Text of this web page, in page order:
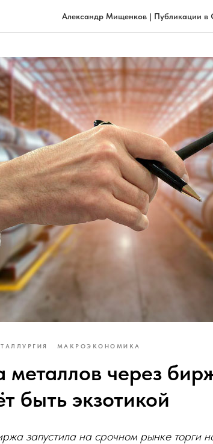
Александр Мищенков | Публикации
МАКРОЭКОНОМИКА
через
быть экзотикой
запустила на срочном рынке торги